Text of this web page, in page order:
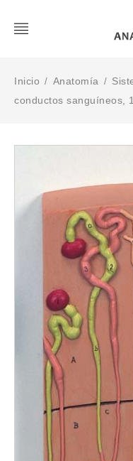
Inicio / Anatomía /
conductos sanguíneos,